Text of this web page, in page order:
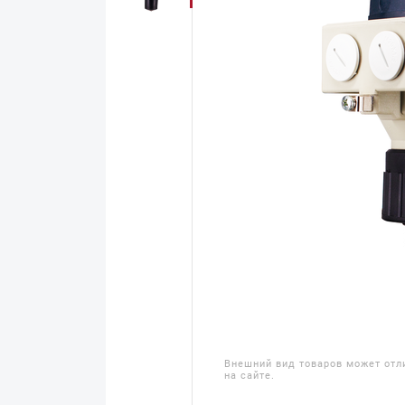
Внешний вид товаров может
на сайте.